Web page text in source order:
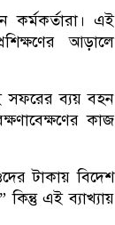
কর্মকর্তারা। এই
আড়ালে
সফরের ব্যয় বহন
কাজ
টাকায় বিদেশ
এই ব্যাখ্যায়